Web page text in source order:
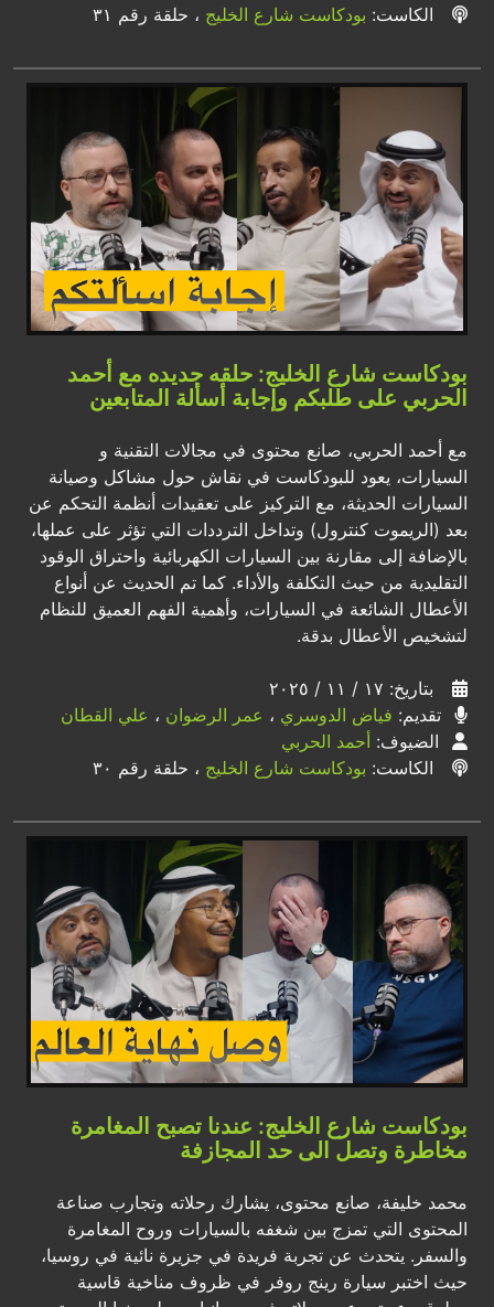
الكاست: بودكاست شارع الخليج ، حلقة رقم ٣١
بودكاست شارع الخليج: حلقه جديده مع أحمد
الحربي على طلبكم وإجابة أسألة المتابعين
مع أحمد الحربي، صانع محتوى في مجالات التقنية و
السيارات، يعود للبودكاست في نقاش حول مشاكل وصيانة
السيارات الحديثة، مع التركيز على تعقيدات أنظمة التحكم عن
بعد (الريموت كنترول) وتداخل الترددات التي تؤثر على عملها،
بالإضافة إلى مقارنة بين السيارات الكهربائية واحتراق الوقود
التقليدية من حيث التكلفة والأداء. كما تم الحديث عن أنواع
الأعطال الشائعة في السيارات، وأهمية الفهم العميق للنظام
لتشخيص الأعطال بدقة.
بتاريخ: ١٧ / ١١ / ٢٠٢٥
تقديم: فياض الدوسري ، عمر الرضوان ، علي القطان
الضيوف: أحمد الحربي
الكاست: بودكاست شارع الخليج ، حلقة رقم ٣٠
بودكاست شارع الخليج: عندنا تصبح المغامرة
مخاطرة وتصل الى حد المجازفة
محمد خليفة، صانع محتوى، يشارك رحلاته وتجارب صناعة
المحتوى التي تمزج بين شغفه بالسيارات وروح المغامرة
والسفر. يتحدث عن تجربة فريدة في جزيرة نائية في روسيا،
حيث اختبر سيارة رينج روفر في ظروف مناخية قاسية